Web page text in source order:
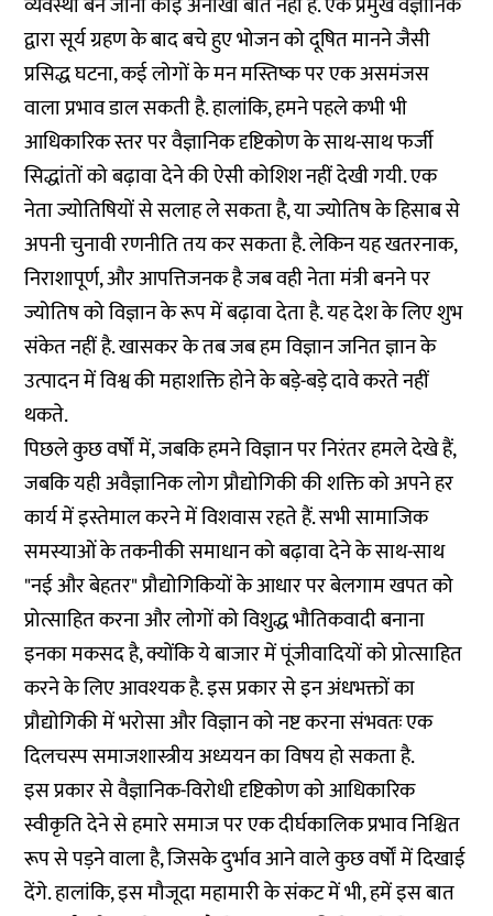
द्वारा सूर्य ग्रहण के बाद बचे हुए भोजन को दूषित मानने जैसी
प्रसिद्ध घटना, कई लोगों के मन मस्तिष्क पर एक असमंजस
वाला प्रभाव डाल सकती है. हालांकि, हमने पहले कभी भी
आधिकारिक स्तर पर वैज्ञानिक दृष्टिकोण के साथ-साथ फर्जी
सिद्धांतों को बढ़ावा देने की ऐसी कोशिश नहीं देखी गयी. एक
नेता ज्योतिषियों से सलाह ले सकता है, या ज्योतिष के हिसाब से
अपनी चुनावी रणनीति तय कर सकता है. लेकिन यह खतरनाक,
निराशापूर्ण, और आपत्तिजनक है जब वही नेता मंत्री बनने पर
ज्योतिष को विज्ञान के रूप में बढ़ावा देता है. यह देश के लिए शुभ
संकेत नहीं है. खासकर के तब जब हम विज्ञान जनित ज्ञान के
उत्पादन में विश्व की महाशक्ति होने के बड़े-बड़े दावे करते नहीं
थकते.
पिछले कुछ वर्षों में, जबकि हमने विज्ञान पर निरंतर हमले देखे हैं,
जबकि यही अवैज्ञानिक लोग प्रौद्योगिकी की शक्ति को अपने हर
कार्य में इस्तेमाल करने में विशवास रहते हैं. सभी सामाजिक
समस्याओं के तकनीकी समाधान को बढ़ावा देने के साथ-साथ
"नई और बेहतर" प्रौद्योगिकियों के आधार पर बेलगाम खपत को
प्रोत्साहित करना और लोगों को विशुद्ध भौतिकवादी बनाना
इनका मकसद है, क्योंकि ये बाजार में पूंजीवादियों को प्रोत्साहित
करने के लिए आवश्यक है. इस प्रकार से इन अंधभक्तों का
प्रौद्योगिकी में भरोसा और विज्ञान को नष्ट करना संभवतः एक
दिलचस्प समाजशास्त्रीय अध्ययन का विषय हो सकता है.
इस प्रकार से वैज्ञानिक-विरोधी दृष्टिकोण को आधिकारिक
स्वीकृति देने से हमारे समाज पर एक दीर्घकालिक प्रभाव निश्चित
रूप से पड़ने वाला है, जिसके दुर्भाव आने वाले कुछ वर्षों में दिखाई
देंगे. हालांकि, इस मौजूदा महामारी के संकट में भी, हमें इस बात